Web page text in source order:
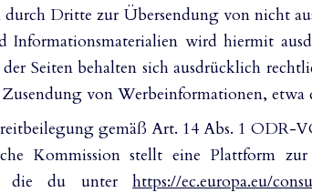
Dritte zur Übersendung von nicht
Informationsmaterialien wird hiermit
Seiten behalten sich ausdrücklich
von Werbeinformationen, etwa
gemäß Art. 14 Abs. 1 ODR-
Kommission stellt eine Plattform
die du unterhttps://ec.europa.eu/